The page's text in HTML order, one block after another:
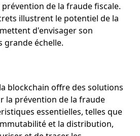
de la fraude fiscale.
illustrent le potentiel de la
d'envisager son
grande échelle.
blockchain offre des solutions
la prévention de la fraude
essentielles, telles que
et la distribution,